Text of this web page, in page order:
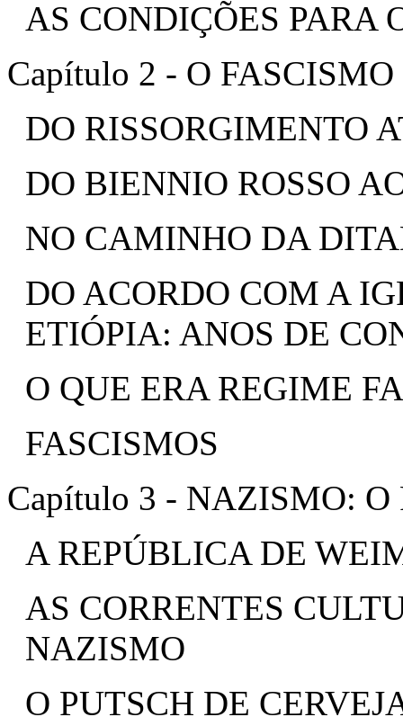
AS CONDIÇÕES PARA
Capítulo 2 - O
DO RISSORGIMENTO
DO BIENNIO ROSSO
NO CAMINHO DA
DO ACORDO COM A
ETIÓPIA: ANOS DE
O QUE ERA REGIME
FASCISMOS
Capítulo 3 - NAZISMO:
A REPÚBLICA DE
AS CORRENTES
NAZISMO
O PUTSCH DE